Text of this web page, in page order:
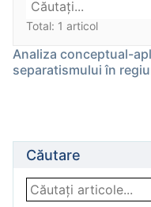
Total: 1 articol
Analiza conceptual-
separatismului în
Căutare